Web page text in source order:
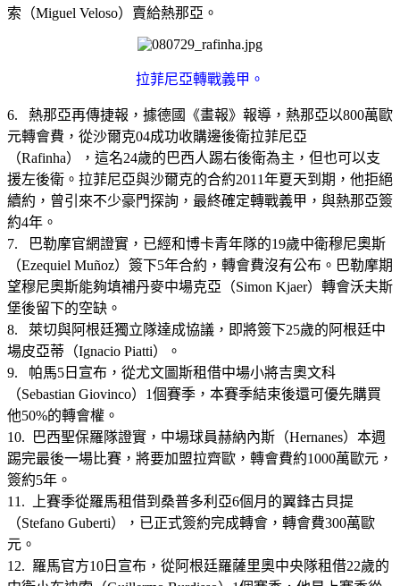
索（Miguel Veloso）賣給熱那亞。
拉菲尼亞轉戰義甲。
6. 熱那亞再傳捷報，據德國《畫報》報導，熱那亞以800萬歐
元轉會費，從沙爾克04成功收購邊後衛拉菲尼亞
（Rafinha），這名24歲的巴西人踢右後衛為主，但也可以支
援左後衛。拉菲尼亞與沙爾克的合約2011年夏天到期，他拒絕
續約，曾引來不少豪門探詢，最終確定轉戰義甲，與熱那亞簽
約4年。
7. 巴勒摩官網證實，已經和博卡青年隊的19歲中衛穆尼奧斯
（Ezequiel Muñoz）簽下5年合約，轉會費沒有公布。巴勒摩期
望穆尼奧斯能夠填補丹麥中場克亞（Simon Kjaer）轉會沃夫斯
堡後留下的空缺。
8. 萊切與阿根廷獨立隊達成協議，即將簽下25歲的阿根廷中
場皮亞蒂（Ignacio Piatti）。
9. 帕馬5日宣布，從尤文圖斯租借中場小將吉奧文科
（Sebastian Giovinco）1個賽季，本賽季結束後還可優先購買
他50%的轉會權。
10. 巴西聖保羅隊證實，中場球員赫納內斯（Hernanes）本週
踢完最後一場比賽，將要加盟拉齊歐，轉會費約1000萬歐元，
簽約5年。
11. 上賽季從羅馬租借到桑普多利亞6個月的翼鋒古貝提
（Stefano Guberti），已正式簽約完成轉會，轉會費300萬歐
元。
12. 羅馬官方10日宣布，從阿根廷羅薩里奧中央隊租借22歲的